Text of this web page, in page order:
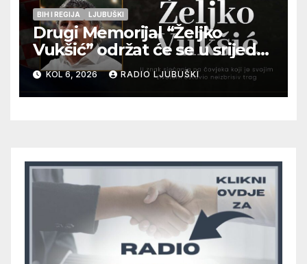
BIH I REGIJA LJUBUŠKI
Drugi Memorijal “Željko
Vukšić” održat će se u srijedu
12. kolovoza u Otoku
KOL 6, 2026 RADIO LJUBUŠKI